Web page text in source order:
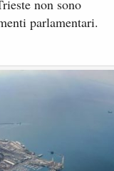
non sono
parlamentari.